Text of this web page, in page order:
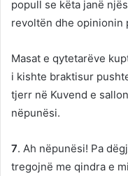
popull se këta janë
revoltën dhe opinionin
Masat e qytetarëve
i kishte braktisur
tjerr në Kuvend e
nëpunësi.
7. Ah nëpunësi! Pa
tregojnë me qindra e